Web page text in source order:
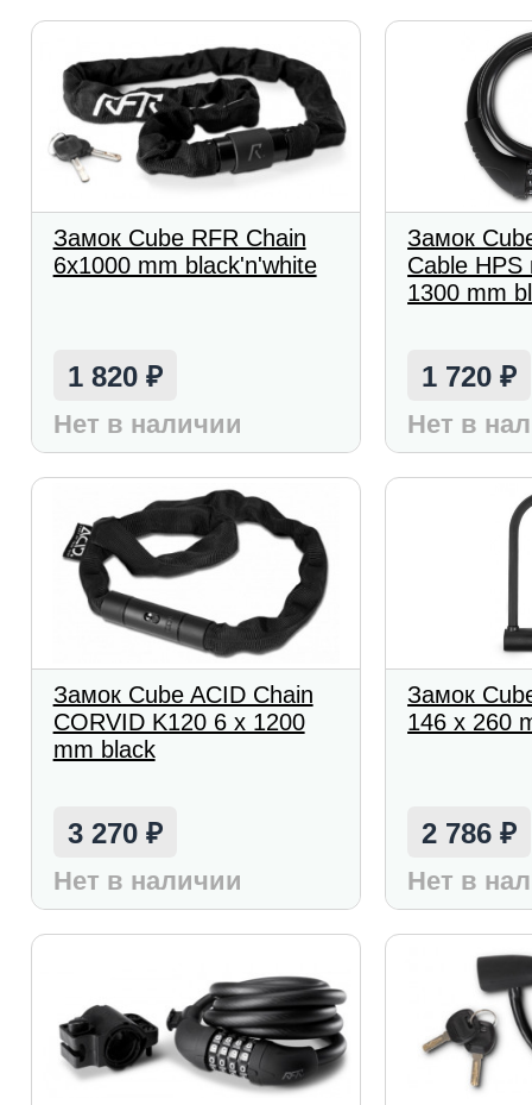
Замок Cube RFR Chain
6x1000 mm black'n'white
1 820 ₽
Нет в наличии
Замок
Cable
1300 mm
1 720₽
Нет в
Замок Cube ACID Chain
CORVID K120 6 x 1200
mm black
3 270 ₽
Нет в наличии
Замок
146 x 260
2 786₽
Нет в